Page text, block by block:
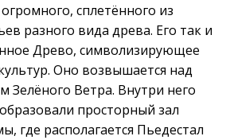
сплетённого из
разного вида древа. Его так и
Древо, символизирующее
Оно возвышается над
Зелёного Ветра. Внутри него
просторный зал
где располагается Пьедестал